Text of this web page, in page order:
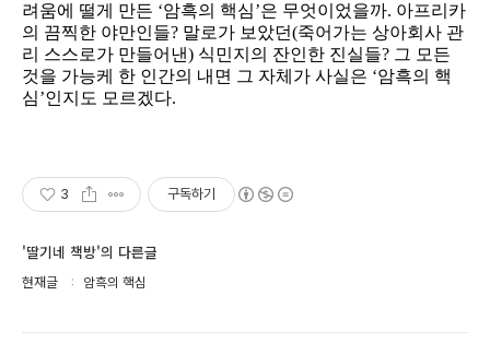
려움에 떨게 만든 ‘암흑의 핵심’은 무엇이었을까. 아프리카
의 끔찍한 야만인들? 말로가 보았던(죽어가는 상아회사 관
리 스스로가 만들어낸) 식민지의 잔인한 진실들? 그 모든
것을 가능케 한 인간의 내면 그 자체가 사실은 ‘암흑의 핵
심’인지도 모르겠다.
3 구독하기
'딸기네 책방'의 다른글
현재글 암흑의 핵심